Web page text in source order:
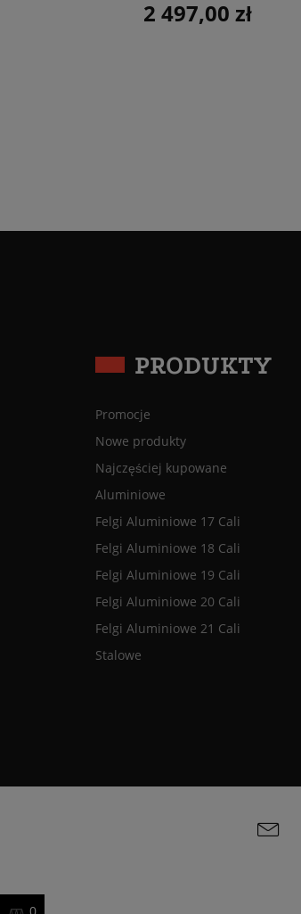
Cena
2 497,00 zł
PRODUKTY
Promocje
Nowe produkty
Najczęściej kupowane
Aluminiowe
Felgi Aluminiowe 17 Cali
Felgi Aluminiowe 18 Cali
Felgi Aluminiowe 19 Cali
Felgi Aluminiowe 20 Cali
Felgi Aluminiowe 21 Cali
Stalowe